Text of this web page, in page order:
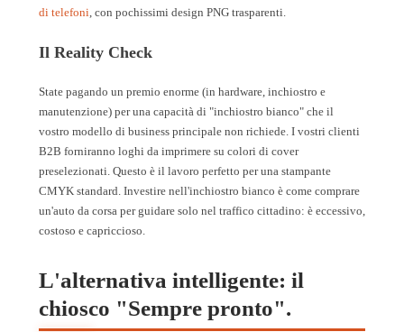
di telefoni , con pochissimi design PNG trasparenti.
Il Reality Check
State pagando un premio enorme (in hardware, inchiostro e
manutenzione) per una capacità di "inchiostro bianco" che il
vostro modello di business principale non richiede. I vostri clienti
B2B forniranno loghi da imprimere su colori di cover
preselezionati. Questo è il lavoro perfetto per una stampante
CMYK standard. Investire nell'inchiostro bianco è come comprare
un'auto da corsa per guidare solo nel traffico cittadino: è eccessivo,
costoso e capriccioso.
L'alternativa intelligente: il
chiosco "Sempre pronto".